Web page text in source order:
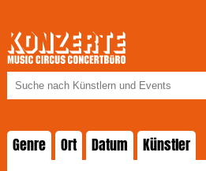
Genre Ort Datum Künstler